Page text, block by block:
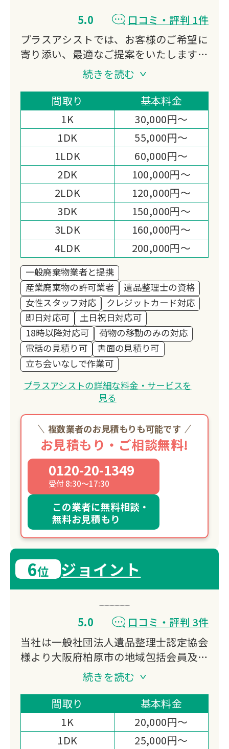
5.0
口コミ・評判 1件
プラスアシストでは、お客様のご希望に
寄り添い、最適なご提案をいたしますの
で安心してご依頼いただくことが可能で
電話1本で最短即日対応！不用品1点か
ら1軒丸ごとまで幅広く対応いたしま
す。
見積り、作業当日までスピーディーかつ
丁寧なサービスでこれまで数多くのお客
様に高い満足度をいただいております。
誠心誠意対応いたしますので、まずはお
気軽にお問い合わせください！
続きを読む
間取り
基本料金
1K
30,000円～
1DK
55,000円～
1LDK
60,000円～
2DK
100,000円～
2LDK
120,000円～
3DK
150,000円～
3LDK
160,000円～
4LDK
200,000円～
一般廃棄物業者と提携
産業廃棄物の許可業者
遺品整理士の資格
女性スタッフ対応
クレジットカード対応
即日対応可
土日祝日対応可
18時以降対応可
荷物の移動のみの対応
電話の見積り可
書面の見積り可
立ち会いなしで作業可
プラスアシストの詳細な料金・サービスを
見る
複数業者のお見積もりも可能です
お見積もり・ご相談無料!
0120-20-1349
受付 8:30～17:30
この業者に無料相談・
無料お見積もり
6位 ジョイント
5.0
口コミ・評判 3件
当社は一般社団法人遺品整理士認定協会
様より大阪府柏原市の地域包括会員及び
優良企業認定を授与しており、近畿全域
での遺品整理・生前整理ならジョイント
にお任せください！
お家・オフィス・店舗・倉庫などで出た
1点からの不用品・粗大ごみや遺品整
理・生前整理・ゴミ屋敷・特殊清掃など
続きを読む
間取り
基本料金
1K
20,000円～
1DK
25,000円～